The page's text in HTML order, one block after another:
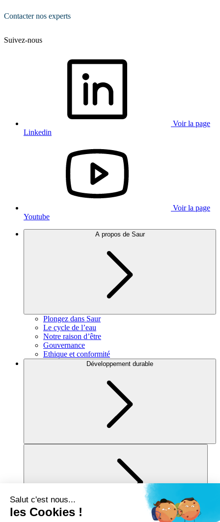
Contacter nos experts
Suivez-nous
Voir la page
Linkedin
Voir la page
Youtube
A propos de Saur
Plongez dans Saur
Le cycle de l’eau
Notre raison d’être
Gouvernance
Ethique et conformité
Développement durable
Pour vous